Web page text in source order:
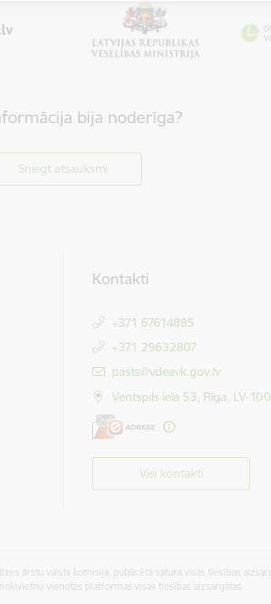
bija noderīga?
Sniegt atsauksmi
Kontakti
+371 67614885
+371 29632807
E-pasts:
pasts@vdeavk.gov.lv
Ventspils iela 53, Rīga, LV-
Visi kontakti
ārstu valsts komisija, publicētā satura visas tiesības
vienotās platformas visas tiesības aizsargātas.